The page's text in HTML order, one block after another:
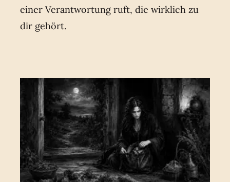
einer Verantwortung ruft, die wirklich zu
dir gehört.